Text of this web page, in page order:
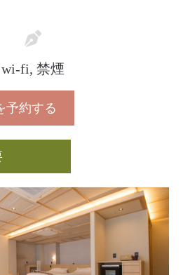
wi-fi, 禁煙
予約する
概要